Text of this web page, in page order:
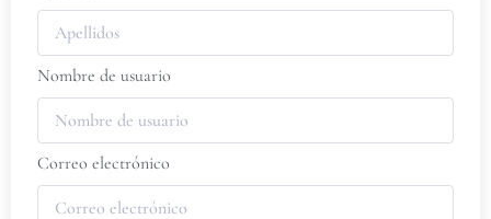
Nombre de usuario
Correo electrónico